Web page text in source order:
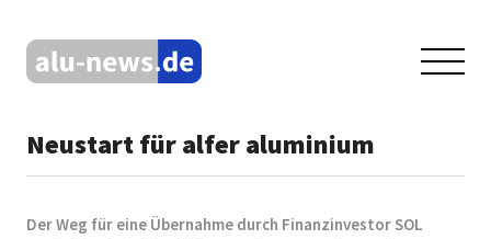
Neustart für alfer aluminium
Der Weg für eine Übernahme durch Finanzinvestor SOL